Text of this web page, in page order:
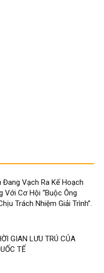
Đang Vạch Ra Kế Hoạch
Với Cơ Hội “Buộc Ông
Trách Nhiệm Giải Trình”.
GIAN LƯU TRÚ CỦA
TẾ